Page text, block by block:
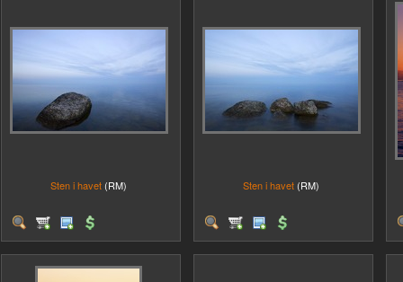
Sten i havet (RM) Sten i havet (RM)